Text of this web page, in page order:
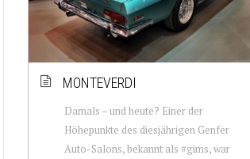
MONTEVERDI
Damals – und heute? Einer der
Höhepunkte des diesjährigen Genfer
Auto-Salons, bekannt als #gims, war